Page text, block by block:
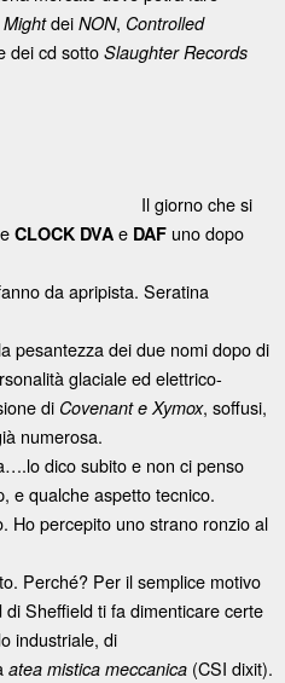
Mightdei NON, Controlled
dei cd sottoSlaughter Records
Il giorno che si
CLOCK DVA e DAF uno dopo
da apripista. Seratina
pesantezza dei due nomi dopo di
glaciale ed elettrico-
di Covenant e Xymox, soffusi,
numerosa.
dico subito e non ci penso
e qualche aspetto tecnico.
Ho percepito uno strano ronzio al
Perché? Per il semplice motivo
Sheffield ti fa dimenticare certe
industriale, di
atea mistica meccanica (CSI dixit).